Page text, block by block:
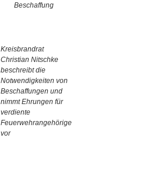
Beschaffung
Kreisbrandrat
Christian Nitschke
beschreibt die
Notwendigkeiten von
Beschaffungen und
nimmt Ehrungen für
verdiente
Feuerwehrangehörige
vor